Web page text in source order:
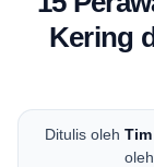
Kering
Ditulis oleh
oleh